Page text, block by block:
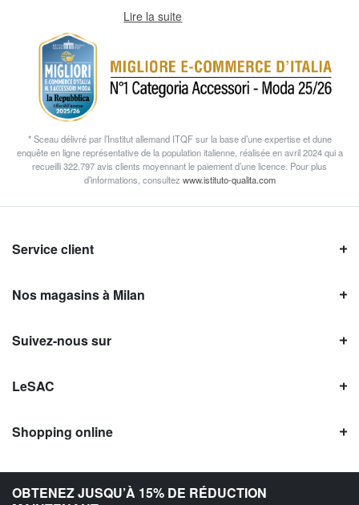
OBTENEZ JUSQU’À 15% DE RÉDUCTION
Lire la suite
* Sceau délivré par l’Institut allemand ITQF sur la base d’une expertise et dune
enquête en ligne représentative de la population italienne, réalisée en avril 2024 qui a
recueilli 322.797 avis clients moyennant le paiement d’une licence. Pour plus
d’informations, consultez www.istituto-qualita.com
Service client
Nos magasins à Milan
Suivez-nous sur
LeSAC
Shopping online
Avis LeSAC